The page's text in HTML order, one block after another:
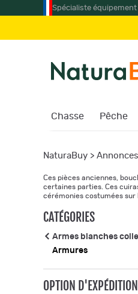
Spécialiste
Chasse Pêche
NaturaBuy >
Ces pièces anciennes,
certaines parties. Ces
cérémonies costumées
CATÉGORIES
Armes blanches
Armures
OPTION D'EXPÉDITION